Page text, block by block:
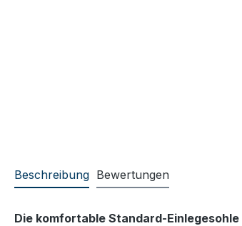
Beschreibung Bewertungen
Die komfortable Standard-